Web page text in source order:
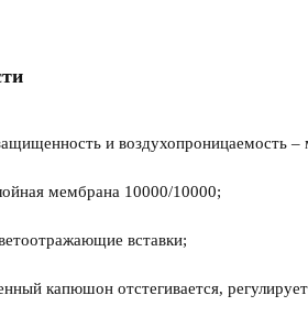
и воздухопроницаемость
мембрана 10000/10000;
вставки;
капюшон отстегивается,